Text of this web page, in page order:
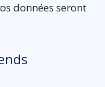
données seront